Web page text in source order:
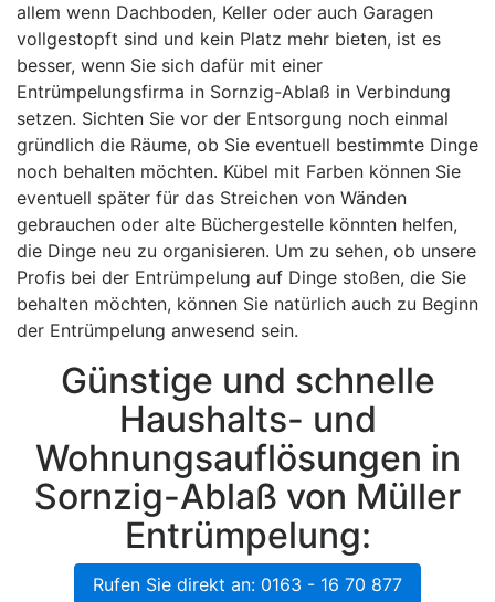
allem wenn Dachboden, Keller oder auch Garagen
vollgestopft sind und kein Platz mehr bieten, ist es
besser, wenn Sie sich dafür mit einer
Entrümpelungsfirma in Sornzig-Ablaß in Verbindung
setzen. Sichten Sie vor der Entsorgung noch einmal
gründlich die Räume, ob Sie eventuell bestimmte Dinge
noch behalten möchten. Kübel mit Farben können Sie
eventuell später für das Streichen von Wänden
gebrauchen oder alte Büchergestelle könnten helfen,
die Dinge neu zu organisieren. Um zu sehen, ob unsere
Profis bei der Entrümpelung auf Dinge stoßen, die Sie
behalten möchten, können Sie natürlich auch zu Beginn
der Entrümpelung anwesend sein.
Günstige und schnelle
Haushalts- und
Wohnungsauflösungen in
Sornzig-Ablaß von Müller
Entrümpelung:
Rufen Sie direkt an: 0163 - 16 70 877